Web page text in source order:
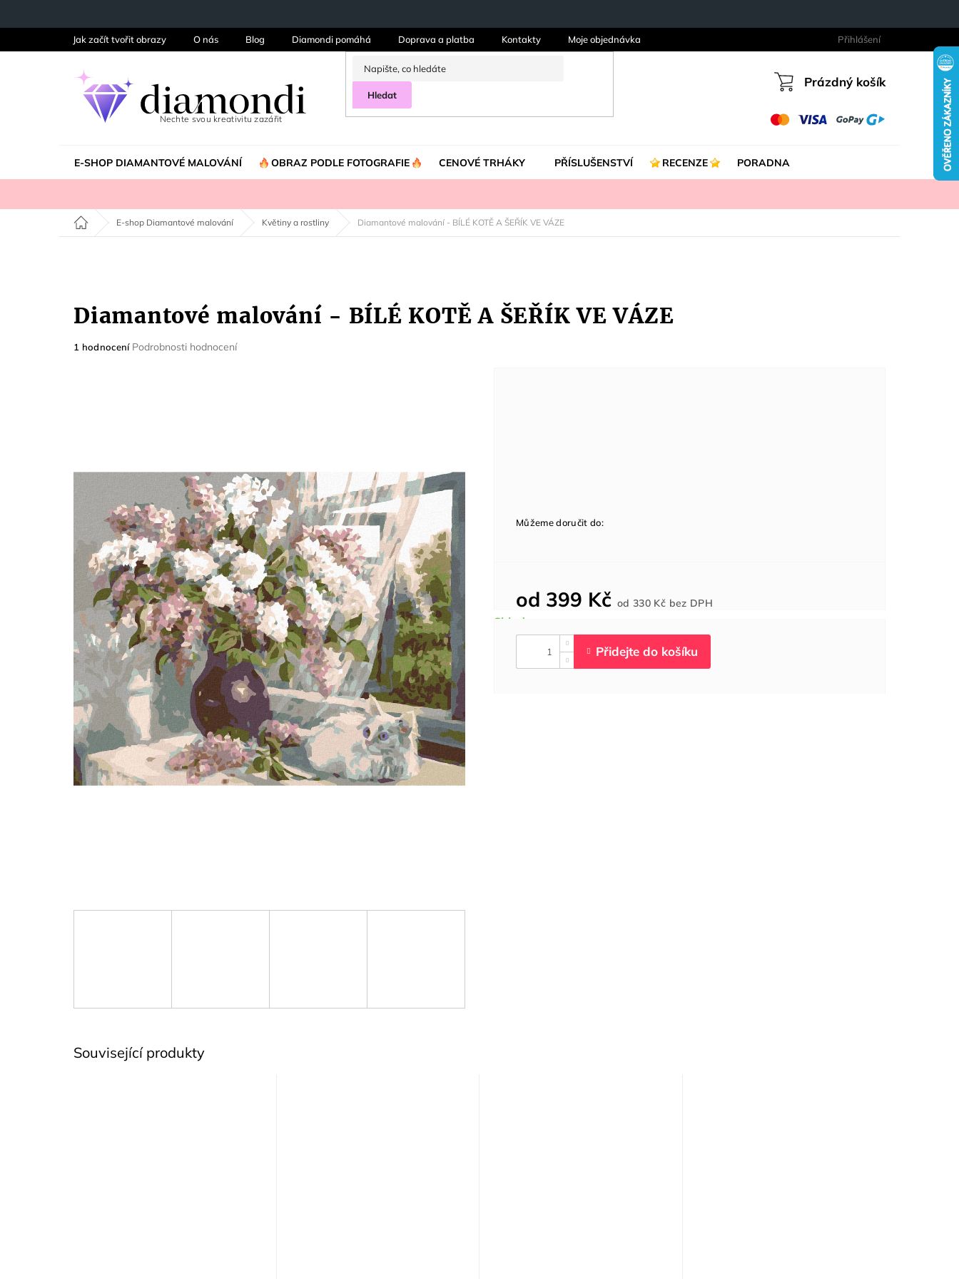
Jak začít tvořit obrazy O nás Blog Diamondi pomáhá Doprava a platba Kontakty Moje objednávka Přihlášení
Hledat
Nákupní
Prázdný košík
E-SHOP DIAMANTOVÉ MALOVÁNÍ OBRAZ PODLE FOTOGRAFIE CENOVÉ TRHÁKY PŘÍSLUŠENSTVÍ RECENZE PORADNA
Domů E-shop Diamantové malování Květiny a rostliny Diamantové malování - BÍLÉ KOTĚ A ŠEŘÍK VE VÁZE
Diamantové malování - BÍLÉ KOTĚ A ŠEŘÍK VE VÁZE
Průměrné
1 hodnocení Podrobnosti hodnocení
od 399 Kč od330 Kč bez DPHcena:
Můžeme doručit do:
Související produkty